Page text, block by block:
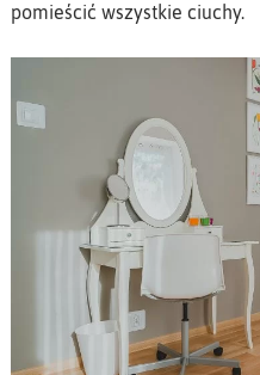
pomieścić wszystkie ciuchy.